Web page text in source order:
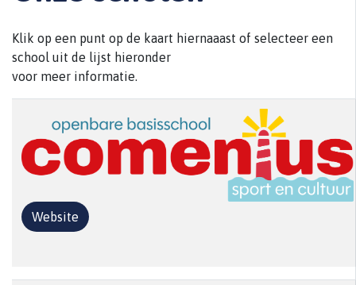
Klik op een punt op de kaart hiernaaast of selecteer een
school uit de lijst hieronder
voor meer informatie.
Website